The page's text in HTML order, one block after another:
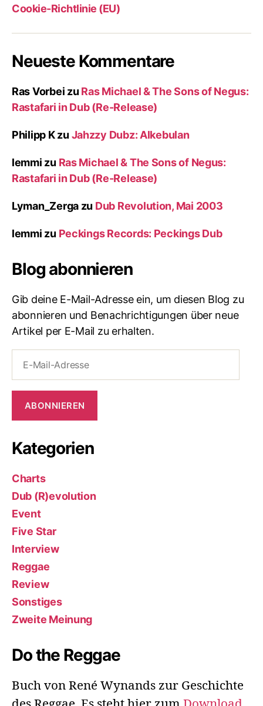
Cookie-Richtlinie (EU)
Neueste Kommentare
Ras Vorbei zu Ras Michael & The Sons of Negus:
Rastafari in Dub (Re-Release)
Philipp Kzu Jahzzy Dubz: Alkebulan
lemmi zu Ras Michael & The Sons of Negus:
Rastafari in Dub (Re-Release)
Lyman_Zerga zu Dub Revolution, Mai 2003
lemmi zu Peckings Records: Peckings Dub
Blog abonnieren
Gib deine E-Mail-Adresse ein, um diesen Blog zu
abonnieren und Benachrichtigungen über neue
Artikel per E-Mail zu erhalten.
Mail-
ABONNIEREN
Kategorien
Charts
Dub (R)evolution
Event
Five Star
Interview
Reggae
Review
Sonstiges
Zweite Meinung
Do the Reggae
Buch von René Wynands zur Geschichte